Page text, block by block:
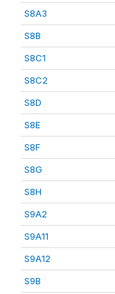
S8A3
S8B
S8C1
S8C2
S8D
S8E
S8F
S8G
S8H
S9A2
S9A11
S9A12
S9B